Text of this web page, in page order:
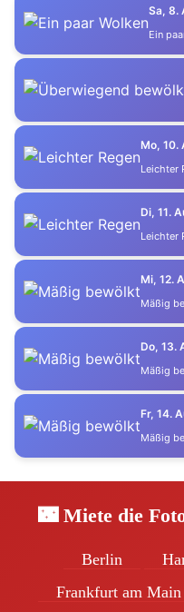
Sa, 8.
Ein
Mo, 10.
Leichter
Di, 11.
Leichter
Mi, 12.
Mäßig
Do, 13.
Mäßig
Fr, 14.
Mäßig
🌃 Miete die
Berlin
Frankfurt am Main